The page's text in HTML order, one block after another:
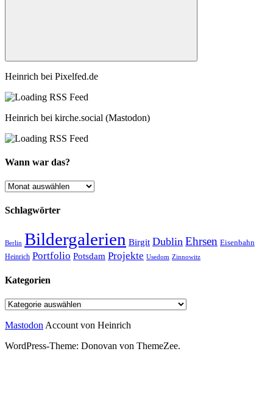
Suchen
Heinrich bei Pixelfed.de
Heinrich bei kirche.social (Mastodon)
Wann war das?
Wann
das?
Schlagwörter
Berlin Bildergalerien Birgit Dublin Ehrsen Eisenbahn
Heinrich Portfolio Potsdam Projekte Usedom Zinnowitz
Kategorien
Kategorien
Mastodon Account von Heinrich
WordPress-Theme: Donovan von ThemeZee.